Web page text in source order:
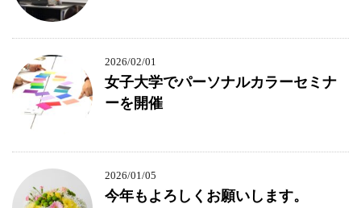
2026/02/01
女子大学でパーソナルカラーセミナ
ーを開催
2026/01/05
今年もよろしくお願いします。